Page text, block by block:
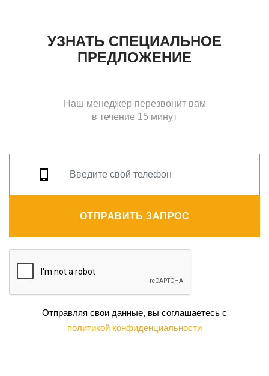
УЗНАТЬ СПЕЦИАЛЬНОЕ
ПРЕДЛОЖЕНИЕ
Наш менеджер перезвонит вам
в течение 15 минут
ОТПРАВИТЬ ЗАПРОС
Отправляя свои данные, вы соглашаетесь с
политикой конфиденциальности